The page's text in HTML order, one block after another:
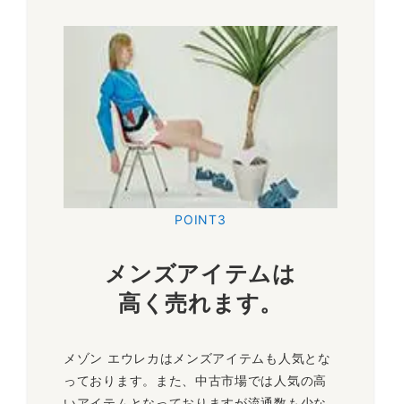
POINT3
メンズアイテムは
高く売れます。
メゾン エウレカはメンズアイテムも人気とな
っております。また、中古市場では人気の高